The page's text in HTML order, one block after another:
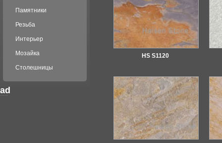
Памятники
Резьба
Интерьер
Мозайка
Столешницы
ad
HS S1120